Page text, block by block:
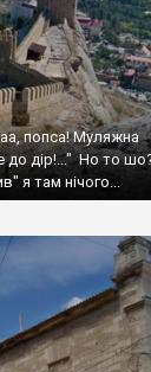
попса! Муляжна
до дір!..." Но то
я там нічого...